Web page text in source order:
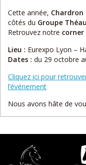
Cette année, Chardron
côtés du Groupe
Retrouvez notre corner
Lieu : Eurexpo Lyon –
Dates : du 29 octobre
Cliquez ici pour
l’événement
Nous avons hâte de